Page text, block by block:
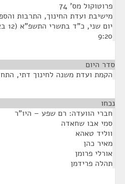
פרוטוקול מס' 74
מישיבת ועדת החינוך, התרבות
9:20
סדר היום
הקמת ועדת משנה לחינוך דתי,
נכחו
חברי הוועדה: רם שפע – היו"ר
סמי אבו שחאדה
ווליד טאהא
מאיר כהן
אורלי פרומן
תהלה פרידמן